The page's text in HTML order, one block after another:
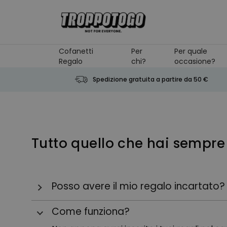
Cofanetti
Regalo
Per
chi?
Per quale
occasione?
Spedizione gratuita a partire da 50 €
Tutto quello che hai
Posso avere il mio regalo incartato?
Sì, è possibile! Ma solo per gli articoli in
Come funziona?